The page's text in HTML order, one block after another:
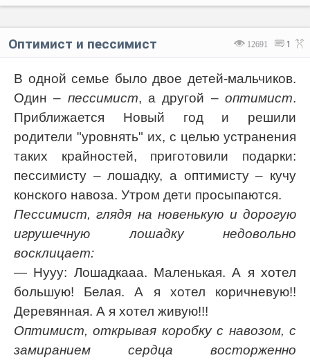
12691 1
Оптимист и пессимист
В одной семье было двое детей-мальчиков.
Один – пессимист, а другой –оптимист.
Приближается Новый год и решили
родители "уровнять" их, с целью устранения
таких крайностей, приготовили подарки:
пессимисту – лошадку, а оптимисту – кучу
конского навоза. Утром дети просыпаются.
Пессимист, глядя на новенькую и дорогую
игрушечную лошадку недовольно
восклицает:
— Hyyy: Лошадкааа. Маленькая. А я хотел
большую! Белая. А я хотел коричневую!!
Деревянная. А я хотел живую!!!
Оптимист, открывая коробку с навозом, с
замиранием сердца восторженно